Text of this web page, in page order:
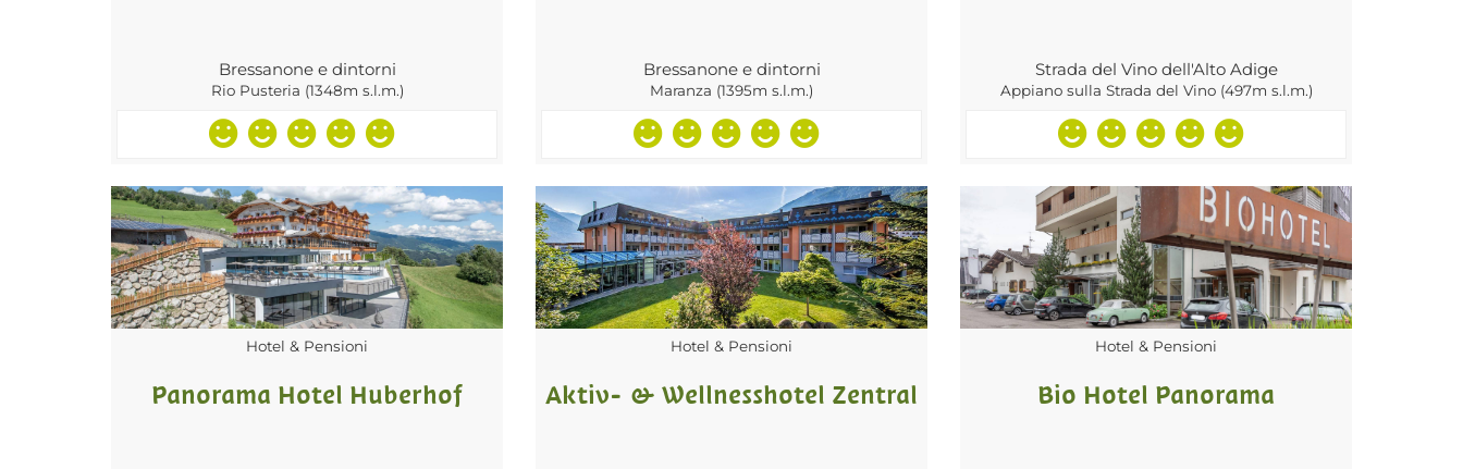
Bressanone e dintorni
Rio Pusteria (1348m s.l.m.)
Bressanone e dintorni
Maranza (1395m s.l.m.)
Strada del Vino dell'Alto Adige
Appiano sulla Strada del Vino (497m s.l.m.)
Hotel & Pensioni
Panorama Hotel Huberhof
Hotel & Pensioni
Aktiv- & Wellnesshotel Zentral
Hotel & Pensioni
Bio Hotel Panorama